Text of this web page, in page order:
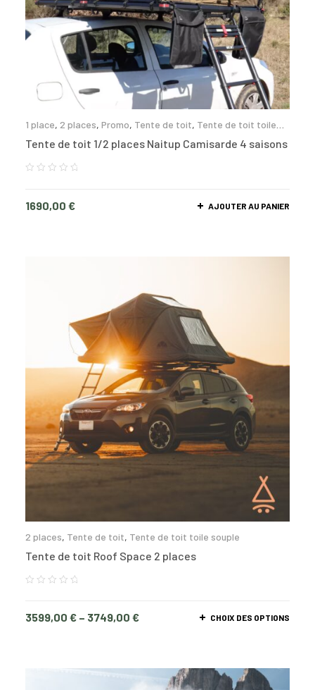
1 place, 2 places, Promo, Tente de toit, Tente de toit toile
Tente de toit 1/2 places Naitup Camisarde 4 saisons
1690,00 € AJOUTER AU PANIER
2 places, Tente de toit, Tente de toit toile souple
Tente de toit Roof Space 2 places
3599,00 € – 3749,00 € CHOIX DES OPTIONS